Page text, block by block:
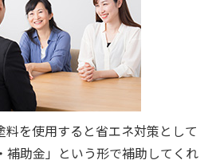
料を使用すると省エネ対策として
補助金」という形で補助してくれ